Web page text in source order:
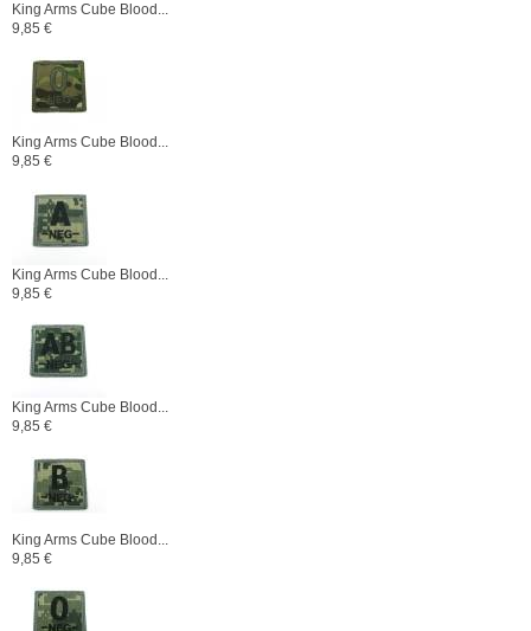
King Arms Cube Blood...
9,85 €
King Arms Cube Blood...
9,85 €
King Arms Cube Blood...
9,85 €
King Arms Cube Blood...
9,85 €
King Arms Cube Blood...
9,85 €